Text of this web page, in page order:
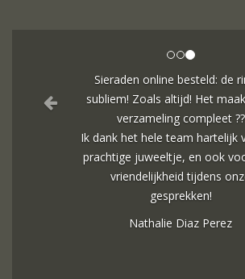
Sieraden online besteld: de
subliem! Zoals altijd! Het
verzameling compleet ??
Ik dank het hele team hartelijk
prachtige juweeltje, en ook
vriendelijkheid tijdens
gesprekken!
Nathalie Diaz Perez